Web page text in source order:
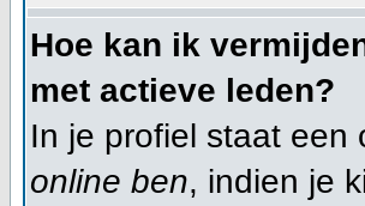
Hoe kan ik
met actieve leden?
In je profiel staat een
online ben, indien je